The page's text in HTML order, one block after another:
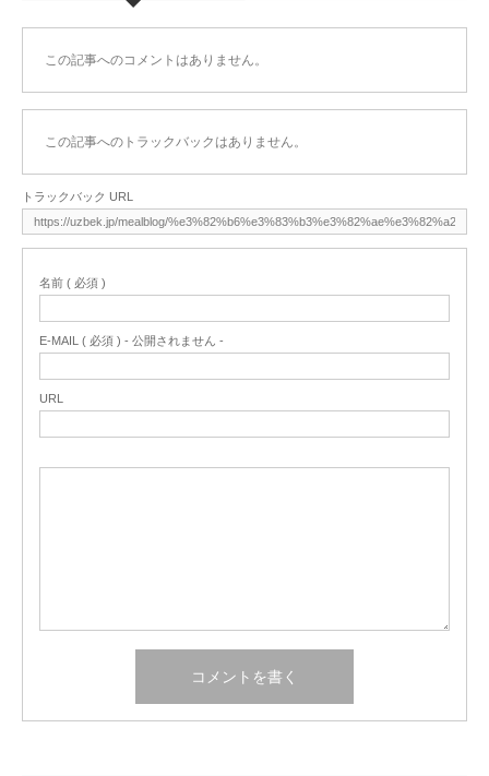
この記事へのコメントはありません。
この記事へのトラックバックはありません。
トラックバック URL
名前 ( 必須 )
E-MAIL ( 必須 ) - 公開されません -
URL